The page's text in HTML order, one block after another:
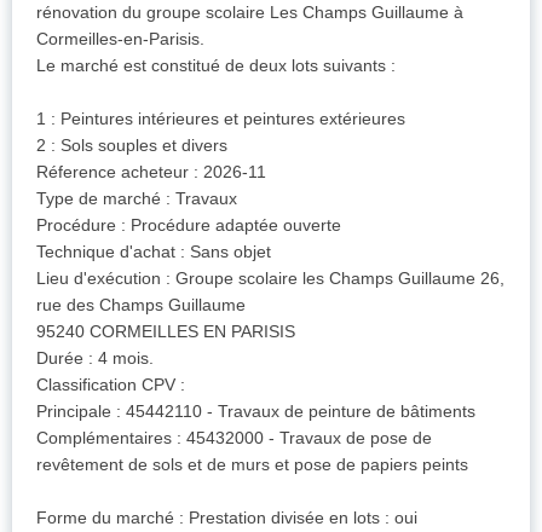
rénovation du groupe scolaire Les Champs Guillaume à
Cormeilles-en-Parisis.
Le marché est constitué de deux lots suivants :
1 : Peintures intérieures et peintures extérieures
2 : Sols souples et divers
Réference acheteur : 2026-11
Type de marché : Travaux
Procédure : Procédure adaptée ouverte
Technique d'achat : Sans objet
Lieu d'exécution : Groupe scolaire les Champs Guillaume 26,
rue des Champs Guillaume
95240 CORMEILLES EN PARISIS
Durée : 4 mois.
Classification CPV :
Principale : 45442110 - Travaux de peinture de bâtiments
Complémentaires : 45432000 - Travaux de pose de
revêtement de sols et de murs et pose de papiers peints
Forme du marché : Prestation divisée en lots : oui